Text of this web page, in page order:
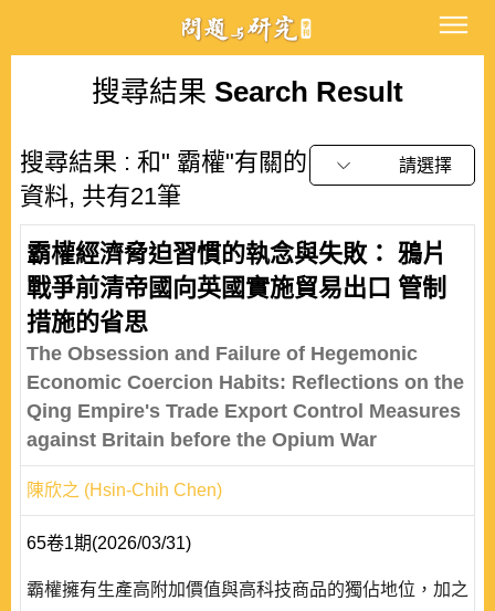
搜尋結果 Search Result
搜尋結果 : 和" 霸權"有關的
資料, 共有21筆
請選擇
霸權經濟脅迫習慣的執念與失敗： 鴉片
戰爭前清帝國向英國實施貿易出口 管制
措施的省思
The Obsession and Failure of Hegemonic
Economic Coercion Habits: Reflections on the
Qing Empire's Trade Export Control Measures
against Britain before the Opium War
陳欣之 (Hsin-Chih Chen)
65卷1期(2026/03/31)
霸權擁有生產高附加價值與高科技商品的獨佔地位，加之